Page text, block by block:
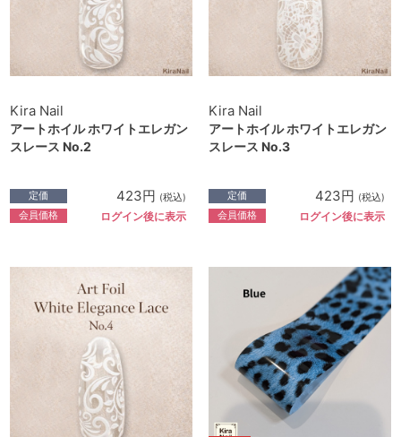
Kira Nail
アートホイル ホワイトエレガン
スレース No.2
定価 423円 (税込)
会員価格 ログイン後に表示
Kira Nail
アートホイル ホワイトエレガン
スレース No.3
定価 423円 (税込)
会員価格 ログイン後に表示